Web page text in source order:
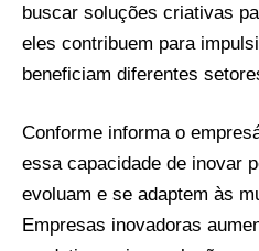
buscar soluções criativas
eles contribuem para
beneficiam diferentes
Conforme informa o
essa capacidade de inovar
evoluam e se adaptem às
Empresas inovadoras